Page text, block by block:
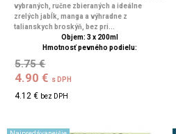
vybraných, ručne zbieraných a ideálne
zrelých jabĺk, manga a výhradne z
talianskych broskýň, bez pri...
Objem: 3 x 200ml
Hmotnosť pevného podielu:
5.75 €
4.90 € s DPH
4.12 € bez DPH